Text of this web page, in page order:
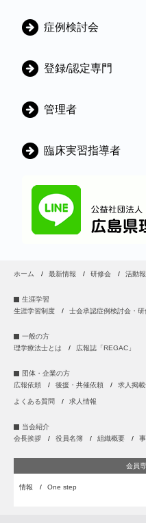
症例検討会
登録/認定専門
管理者
臨床実習指導者
ホーム 最新情報 研修会 活動
生涯学習
生涯学習制度
士会承認症例検討会・研
一般の方
理学療法士とは
広報誌「REGAC」
団体・企業の方
広報依頼
後援・共催依頼 求人掲
よくある質問 求人情報
当会紹介
会長挨拶
役員名簿 組織概要
会員
情報 One step